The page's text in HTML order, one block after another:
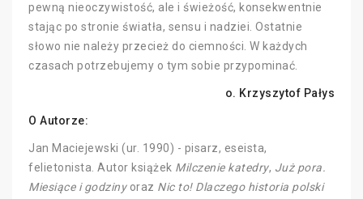
pewną nieoczywistość, ale i świeżość, konsekwentnie
stając po stronie światła, sensu i nadziei. Ostatnie
słowo nie należy przecież do ciemności. W każdych
czasach potrzebujemy o tym sobie przypominać.
o. Krzyszytof Pałys
O Autorze:
Jan Maciejewski (ur. 1990) - pisarz, eseista,
felietonista. Autor książek Milczenie katedry, Już pora.
Miesiące i godzinyoraz Nic to! Dlaczego historia polski